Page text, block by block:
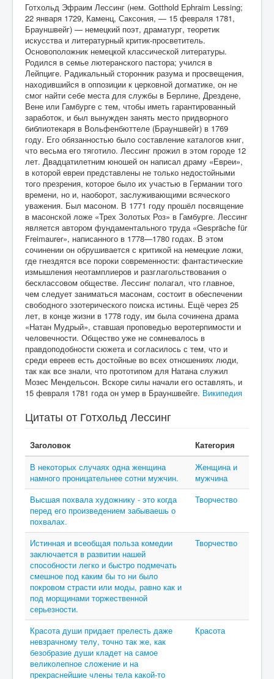
Готхольд Эфраим Лессинг (нем. Gotthold Ephraim Lessing;
22 января 1729, Каменц, Саксония, — 15 февраля 1781,
Брауншвейг) — немецкий поэт, драматург, теоретик
искусства и литературный критик-просветитель.
Основоположник немецкой классической литературы.
Родился в семье лютеранского пастора; учился в
Лейпциге. Радикальный сторонник разума и просвещения,
находившийся в оппозиции к церковной догматике, он не
смог найти себе места для службы в Берлине, Дрездене,
Вене или Гамбурге с тем, чтобы иметь гарантированный
заработок, и был вынужден занять место придворного
библиотекаря в Вольфенбюттеле (Брауншвейг) в 1769
году. Его обязанностью было составление каталогов книг,
что весьма его тяготило. Лессинг прожил в этом городе 12
лет. Двадцатилетним юношей он написал драму «Евреи»,
в которой евреи представлены не только недостойными
того презрения, которое было их участью в Германии того
времени, но и, наоборот, заслуживающими всяческого
уважения. Был масоном. В 1771 году прошёл посвящение
в масонской ложе «Трех Золотых Роз» в Гамбурге. Лессинг
является автором фундаментального труда «Gespräche für
Freimaurer», написанного в 1778—1780 годах. В этом
сочинении он обрушивается с критикой на немецкие ложи,
где гнездятся все пороки современности: фантастические
измышления неотамплиеров и разглагольствования о
бесклассовом обществе. Лессинг полагал, что главное,
чем следует заниматься масонам, состоит в обеспечении
свободного эзотерического поиска истины. Ещё через 25
лет, в конце жизни в 1778 году, им была сочинена драма
«Натан Мудрый», ставшая проповедью веротерпимости и
человечности. Общество уже не сомневалось в
правдоподобности сюжета и согласилось с тем, что и
среди евреев есть достойные во всех отношениях люди,
так как все знали, что прототипом для Натана служил
Мозес Мендельсон. Вскоре силы начали его оставлять, и
15 февраля 1781 года он умер в Брауншвейге. Википедия
Цитаты от Готхольд Лессинг
Заголовок
Категория
В некоторых случаях одна женщина
намного проницательнее сотни мужчин.
Женщина и
мужчина
Высшая похвала художнику - это когда
перед его произведением забываешь о
похвалах.
Творчество
Истинная и всеобщая польза комедии
заключается в развитии нашей
способности легко и быстро подмечать
смешное под каким бы то ни было
покровом страсти или моды, равно как и
под морщинами торжественной
серьезности.
Творчество
Красота души придает прелесть даже
невзрачному телу, точно так же, как
безобразие души кладет на самое
великолепное сложение и на
прекраснейшие члены тела какой-то
Красота